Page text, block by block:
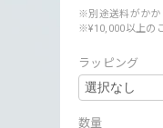
※別途送料がかか
※¥10,000以上の
ラッピング
数量